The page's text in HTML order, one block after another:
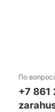
По
+7 861